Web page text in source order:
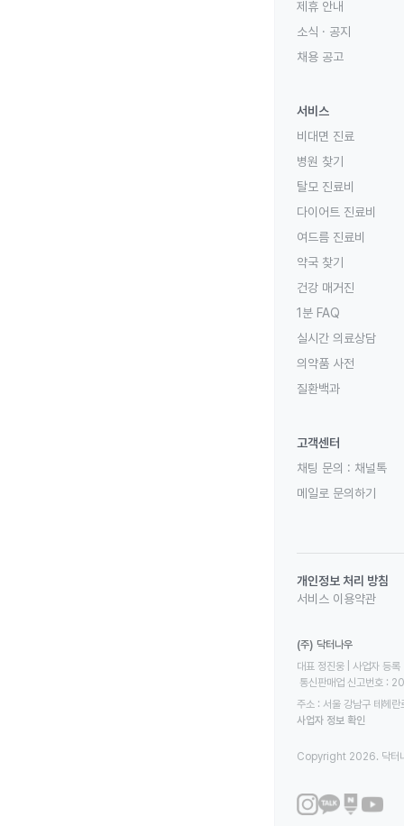
제휴 안내
소식 · 공지
채용 공고
서비스
비대면 진료
병원 찾기
탈모 진료비
다이어트 진료비
여드름 진료비
약국 찾기
건강 매거진
1분 FAQ
실시간 의료상담
의약품 사전
질환백과
고객센터
채팅 문의 : 채널톡
메일로 문의하기
개인정보 처리 방침
서비스 이용약관
(주) 닥터나우
대표 정진웅 | 사업자
통신판매업 신고번호
주소 : 서울 강남구 테헤
사업자 정보 확인
Copyright 2026. 닥터